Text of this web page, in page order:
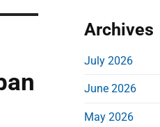
c
h
o
Archives
July 2026
June 2026
May 2026